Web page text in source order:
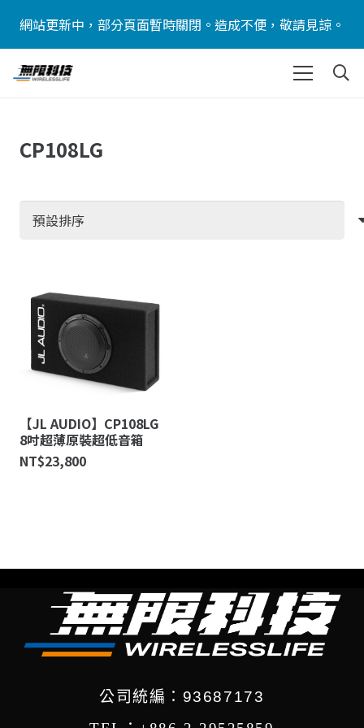
網站更新中，部分頁面暫時關閉。造成不便，敬請見諒。
CP108LG
【JL AUDIO】CP108LG
8吋超薄原裝超低音箱
NT$23,800
公司統編：93687173